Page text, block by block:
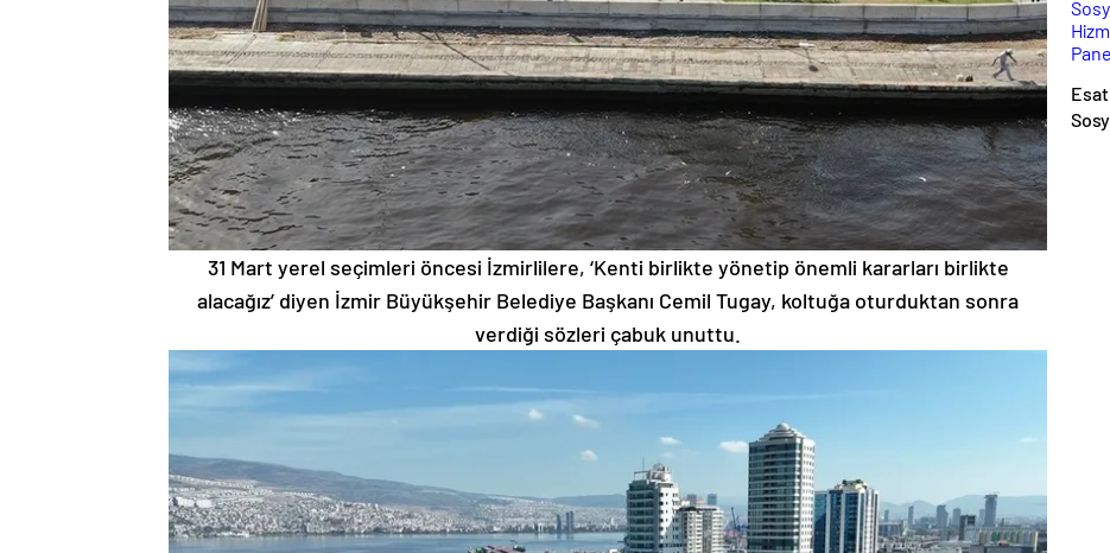
31 Mart yerel seçimleri öncesi İzmirlilere, ‘Kenti birlikte yönetip önemli kararları birlikte
alacağız’ diyen İzmir Büyükşehir Belediye Başkanı Cemil Tugay, koltuğa oturduktan sonra
verdiği sözleri çabuk unuttu.